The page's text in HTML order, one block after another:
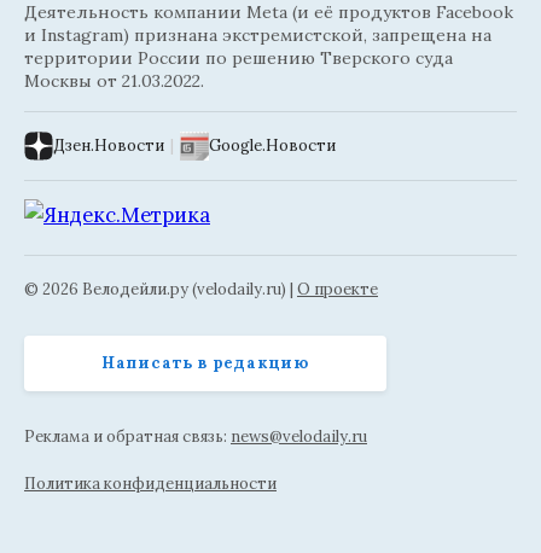
Деятельность компании Meta (и её продуктов Facebook
и Instagram) признана экстремистской, запрещена на
территории России по решению Тверского суда
Москвы от 21.03.2022.
Дзен.Новости | Google.Новости
© 2026 Велодейли.ру (velodaily.ru) | О проекте
Написать в редакцию
Реклама и обратная связь: news@velodaily.ru
Политика конфиденциальности